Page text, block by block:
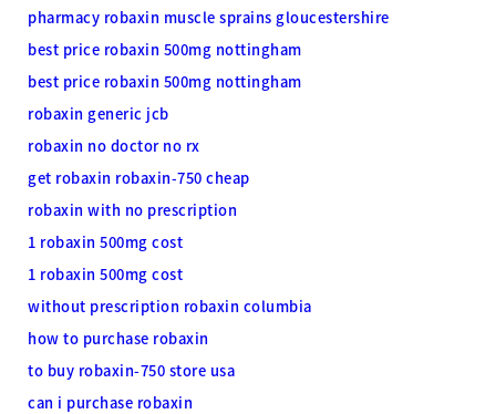
pharmacy robaxin muscle sprains gloucestershire
best price robaxin 500mg nottingham
best price robaxin 500mg nottingham
robaxin generic jcb
robaxin no doctor no rx
get robaxin robaxin-750 cheap
robaxin with no prescription
1 robaxin 500mg cost
1 robaxin 500mg cost
without prescription robaxin columbia
how to purchase robaxin
to buy robaxin-750 store usa
can i purchase robaxin